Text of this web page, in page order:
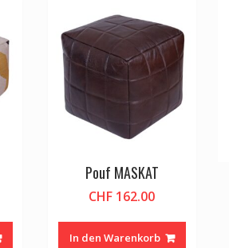
Pouf MASKAT
CHF 162.00
In den Warenkorb